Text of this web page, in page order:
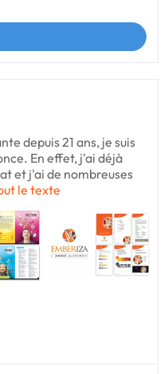
depuis 21 ans, je suis
En effet, j'ai déjà
et j'ai de nombreuses
le texte